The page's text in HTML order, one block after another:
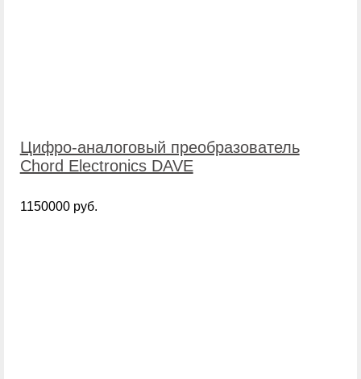
Цифро-аналоговый преобразователь
Chord Electronics DAVE
1150000 руб.